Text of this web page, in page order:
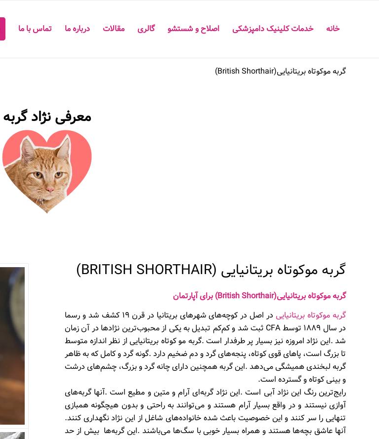
خانه خدمات کلینیک دامپزشکی اصلاح و شستشو گالری مقالات درباره ما تماس با ما
گربه‭ ‬موکوتاه‭ ‬بریتانیایی‭ (‬British‭ ‬Shorthair‭)‬
معرفی نژاد گربه
گربه موکوتاه بریتانیایی (BRITISH SHORTHAIR)
گربه‭ ‬موکوتاه‭ ‬بریتانیایی‭ (‬British‭ ‬Shorthair‭)‬برای آپارتمان
گربه‭ ‬موکوتاه‭ ‬بریتانیایی
‬و‭ ‬بینی‭ ‬کوتاه‭ ‬و‭ ‬گسترده‭ ‬است‭. ‬
‬تنهایی‭ ‬را‭ ‬سر‭ ‬کنند‭ ‬و‭ ‬این‭ ‬خصوصیت‭ ‬باعث‭ ‬شده‭ ‬خانواده‌های‭ ‬شاغل‭ ‬از‭ ‬این‭ ‬نژاد‭ ‬نگهداری‭ ‬کنند‭.